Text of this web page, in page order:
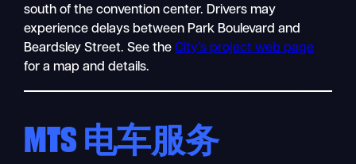
south of the convention center. Drivers may
experience delays between Park Boulevard and
Beardsley Street. See theCity’s project web page
for a map and details.
MTS 电车服务